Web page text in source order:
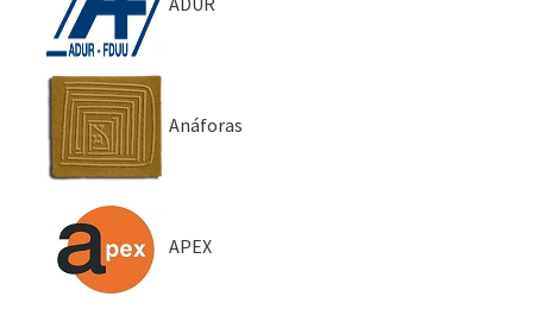
Anáforas
APEX